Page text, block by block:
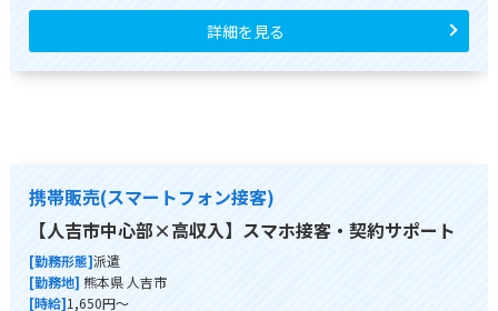
詳細を見る
携帯販売(スマートフォン接客)
【人吉市中心部×高収入】スマホ接客・契約サポート
[勤務形態]派遣
[勤務地] 熊本県 人吉市
[時給]1,650円～